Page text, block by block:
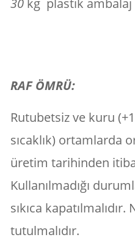
30 kg plastik ambalaj
RAF ÖMRÜ:
Rutubetsiz ve kuru
sıcaklık) ortamlarda
üretim tarihinden
Kullanılmadığı
sıkıca
tutulmalıdır.